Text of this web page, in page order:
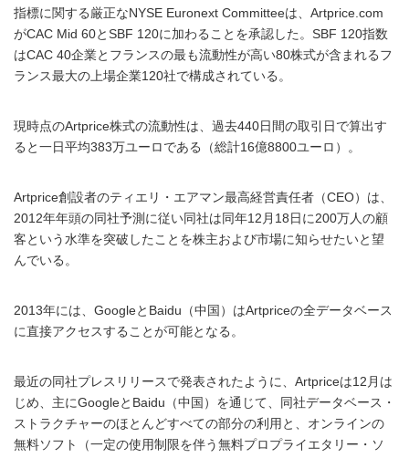
指標に関する厳正なNYSE Euronext Committeeは、Artprice.com
がCAC Mid 60とSBF 120に加わることを承認した。SBF 120指数
はCAC 40企業とフランスの最も流動性が高い80株式が含まれるフ
ランス最大の上場企業120社で構成されている。
現時点のArtprice株式の流動性は、過去440日間の取引日で算出す
ると一日平均383万ユーロである（総計16億8800ユーロ）。
Artprice創設者のティエリ・エアマン最高経営責任者（CEO）は、
2012年年頭の同社予測に従い同社は同年12月18日に200万人の顧
客という水準を突破したことを株主および市場に知らせたいと望
んでいる。
2013年には、GoogleとBaidu（中国）はArtpriceの全データベース
に直接アクセスすることが可能となる。
最近の同社プレスリリースで発表されたように、Artpriceは12月は
じめ、主にGoogleとBaidu（中国）を通じて、同社データベース・
ストラクチャーのほとんどすべての部分の利用と、オンラインの
無料ソフト（一定の使用制限を伴う無料プロプライエタリー・ソ